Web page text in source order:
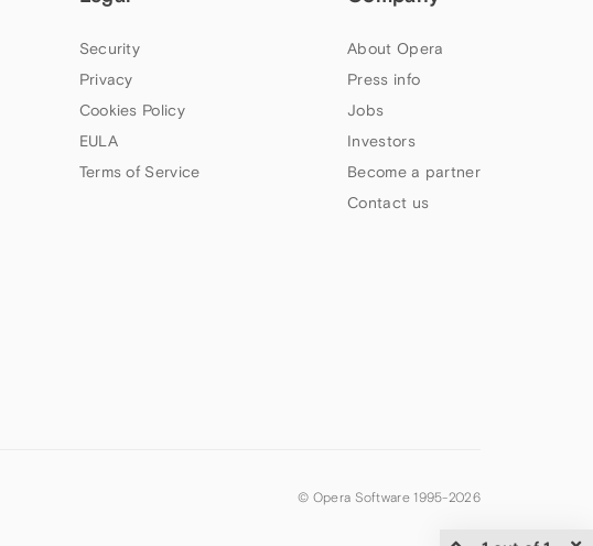
Security
Privacy
Cookies Policy
EULA
Terms of Service
About Opera
Press info
Jobs
Investors
Become a partner
Contact us
© Opera Software 1995-2026